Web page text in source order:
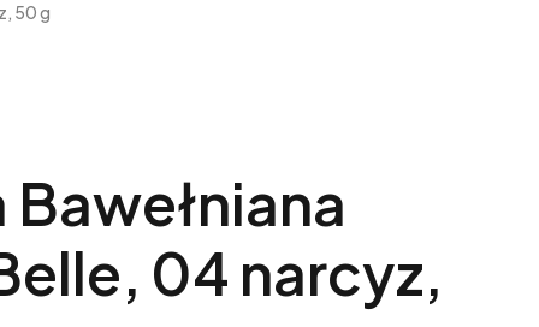
50 g
Bawełniana
04 narcyz,